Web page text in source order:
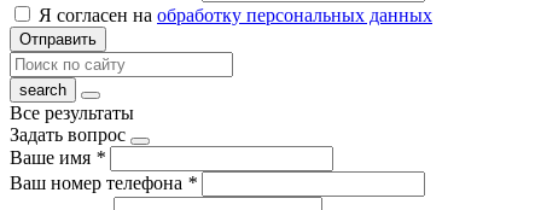
Я согласен на обработку персональных данных
Отправить
Все результаты
Задать вопрос
Ваше имя *
Ваш номер телефона *